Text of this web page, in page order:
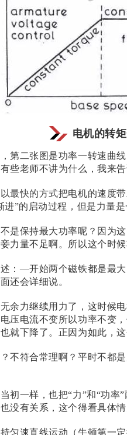
电机的转
第二张图是功率一转速曲
些老师不讲为什么，我来
最快的方式把电机的速度
进”的启动过程，但是力量
是保持最大功率呢？因为
力量不足啊。所以这个时
： —开始两个磁铁都是最
还会详细说。
余力继续用力了，这时候
压电流不变所以功率不变
就下降了。正因为如此，
不符合常理啊？平时不都
初一样，也把“力”和“功率
没有关系，这个得看具体
匀速直线运动（牛顿第一